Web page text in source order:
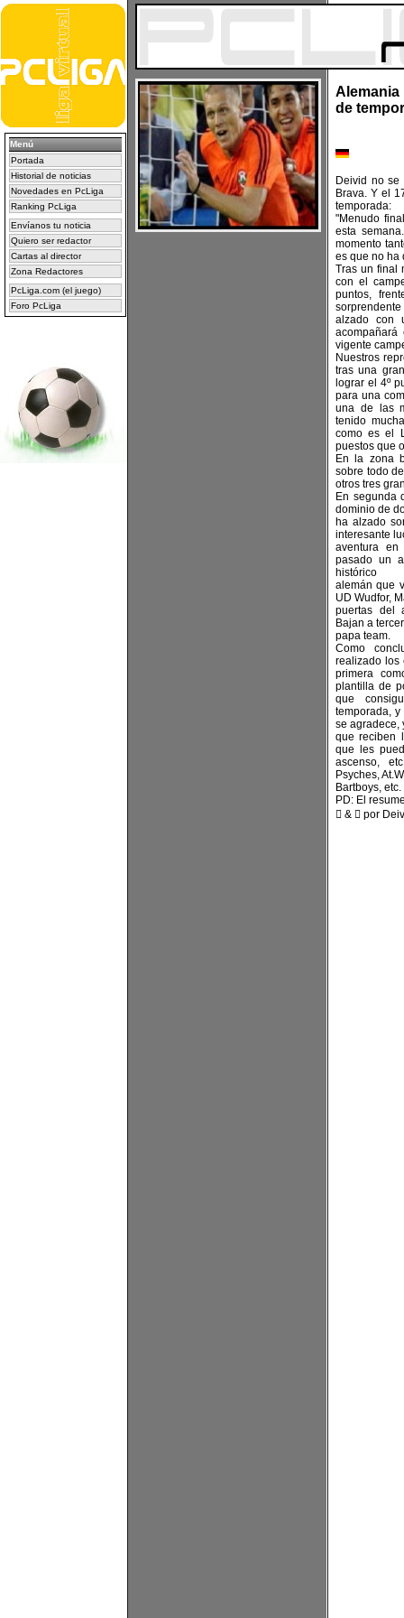
Menú
Portada
Historial de noticias
Novedades en PcLiga
Ranking PcLiga
Envíanos tu noticia
Quiero ser redactor
Cartas al director
Zona Redactores
PcLiga.com (el juego)
Foro PcLiga
Alemania
de
Deivid no
Brava. Y el
temporada:
"Menudo
esta
momento
es que no ha
Tras un final
con el
puntos,
alzado con
vigente
Nuestros
tras una
lograr el 4º
para una
una de las
tenido
como es el
puestos que
En la zona
sobre todo
otros tres
En segunda
dominio de
ha alzado
interesante
aventura
pasado un
histórico
alemán que
UD Wudfor,
puertas del
Bajan a
papa team.
Como
realizado los
primera
plantilla de
que
temporada,
se agradece,
que reciben
que les
ascenso,
Psyches,
Bartboys, etc.
PD: El
 &  por